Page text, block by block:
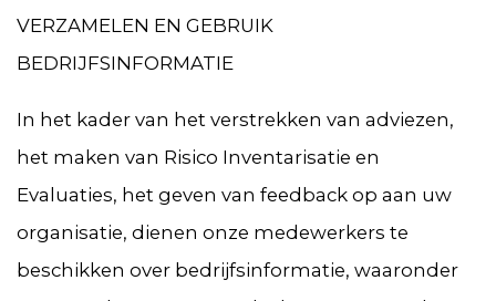
VERZAMELEN EN GEBRUIK
BEDRIJFSINFORMATIE
In het kader van het verstrekken van adviezen,
het maken van Risico Inventarisatie en
Evaluaties, het geven van feedback op aan uw
organisatie, dienen onze medewerkers te
beschikken over bedrijfsinformatie, waaronder